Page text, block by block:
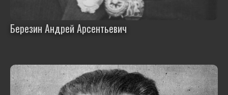
Березин Андрей Арсентьевич